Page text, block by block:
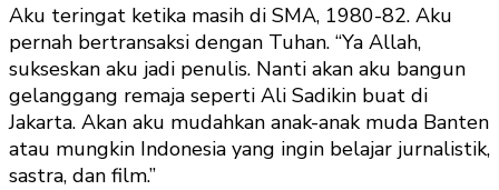
Aku teringat ketika masih di SMA, 1980-82. Aku
pernah bertransaksi dengan Tuhan. “Ya Allah,
sukseskan aku jadi penulis. Nanti akan aku bangun
gelanggang remaja seperti Ali Sadikin buat di
Jakarta. Akan aku mudahkan anak-anak muda Banten
atau mungkin Indonesia yang ingin belajar jurnalistik,
sastra, dan film.”